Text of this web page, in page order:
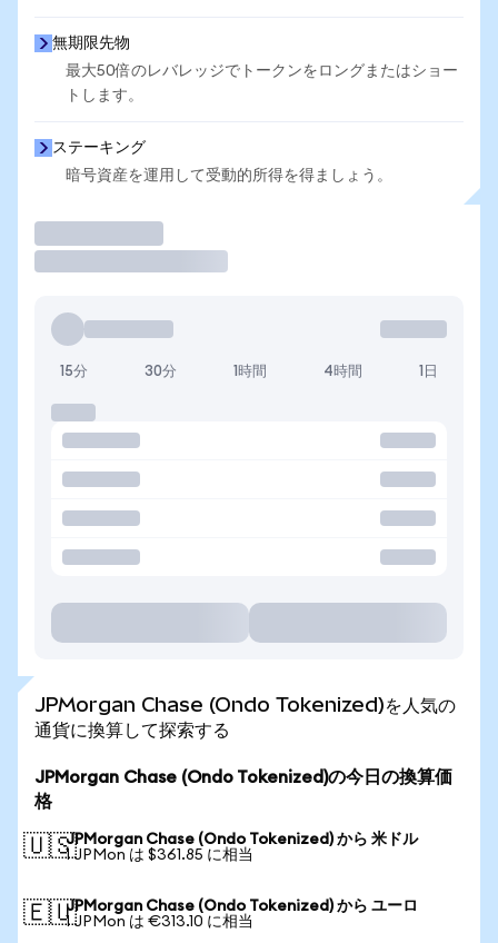
無期限先物
最大50倍のレバレッジでトークンをロングまたはショー
トします。
ステーキング
暗号資産を運用して受動的所得を得ましょう。
15分 30分 1時間 4時間 1日
JPMorgan Chase (Ondo Tokenized)を人気の
通貨に換算して探索する
JPMorgan Chase (Ondo Tokenized)の今日の換算価
格
🇺🇸JPMorgan Chase (Ondo Tokenized) から 米ドル
1 JPMon は $361.85 に相当
🇪🇺JPMorgan Chase (Ondo Tokenized) から ユーロ
1 JPMon は €313.10 に相当